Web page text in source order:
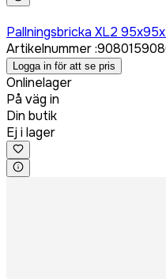
Pallningsbricka XL2
Artikelnummer:908015
Logga in för att se pris
Onlinelager
På väg in
Din butik
Ej i lager